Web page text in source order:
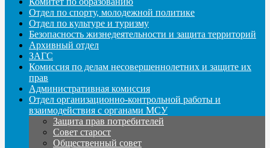
Отдел по спорту, молодежной политике
Отдел по культуре и туризму
Безопасность жизнедеятельности и защита территорий
Архивный отдел
ЗАГС
Комиссия по делам несовершеннолетних и защите их
прав
Административная комиссия
Отдел организационно-контрольной работы и
взаимодействия с органами МСУ
Защита прав потребителей
Совет старост
Общественный совет